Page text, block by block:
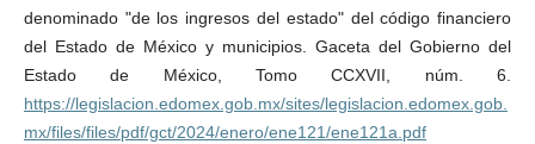
denominado "de los ingresos del estado" del código financiero
del Estado de México y municipios. Gaceta del Gobierno del
Estado de México, Tomo CCXVII, núm. 6.
https://legislacion.edomex.gob.mx/sites/legislacion.edomex.gob.
mx/files/files/pdf/gct/2024/enero/ene121/ene121a.pdf